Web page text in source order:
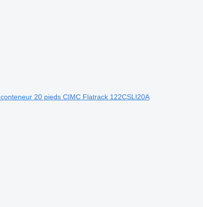
conteneur 20 pieds CIMC Flatrack 122CSLI20A